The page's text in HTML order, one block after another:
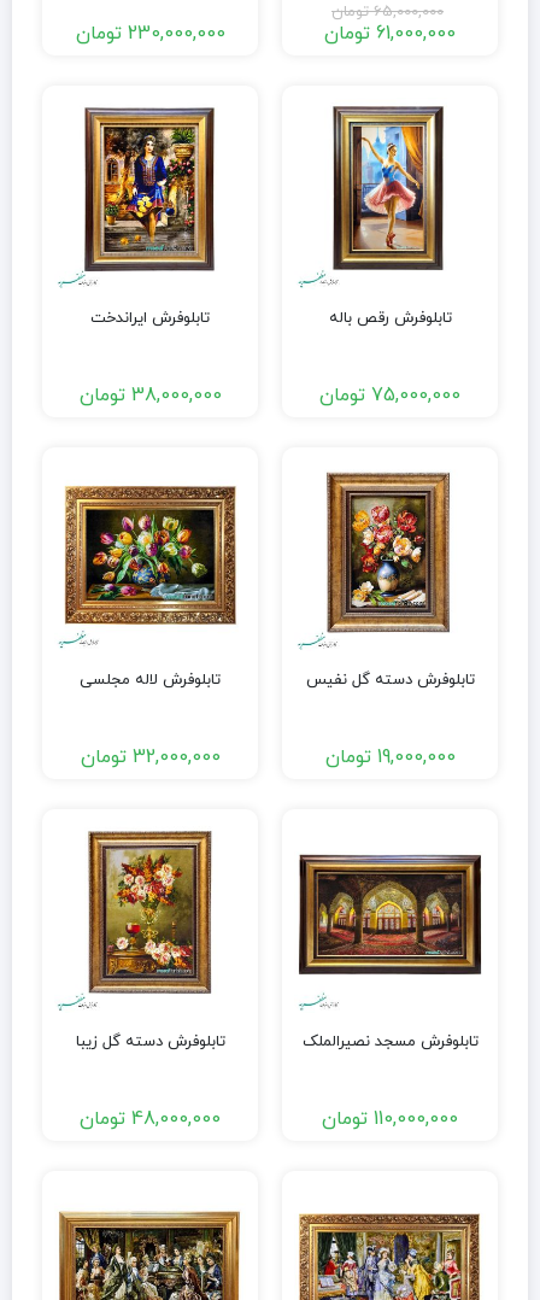
65,000,000 تومان
61,000,000 تومان 230,000,000 تومان
تابلوفرش رقص باله
75,000,000 تومان
تابلوفرش ایراندخت
38,000,000 تومان
تابلوفرش دسته گل نفیس
19,000,000 تومان
تابلوفرش لاله مجلسی
32,000,000 تومان
تابلوفرش مسجد نصیرالملک
110,000,000 تومان
تابلوفرش دسته گل زیبا
48,000,000 تومان